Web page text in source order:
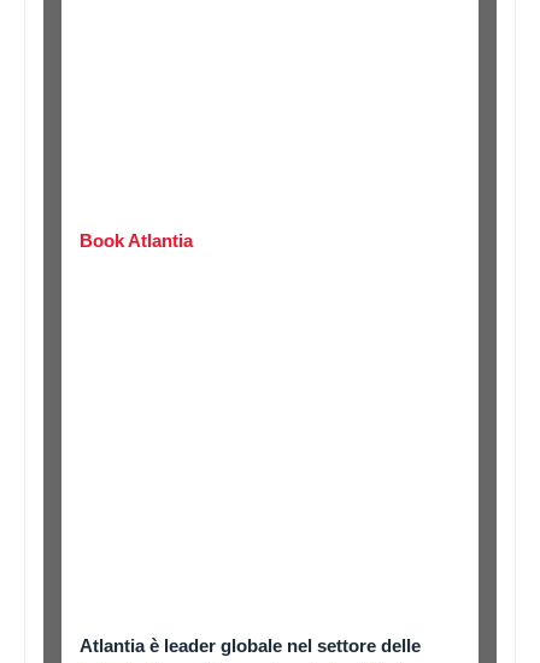
Book Atlantia
Atlantia è leader globale nel settore delle